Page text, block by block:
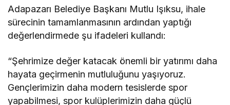
Adapazarı Belediye Başkanı Mutlu Işıksu, ihale
sürecinin tamamlanmasının ardından yaptığı
değerlendirmede şu ifadeleri kullandı:
“Şehrimize değer katacak önemli bir yatırımı daha
hayata geçirmenin mutluluğunu yaşıyoruz.
Gençlerimizin daha modern tesislerde spor
yapabilmesi, spor kulüplerimizin daha güçlü